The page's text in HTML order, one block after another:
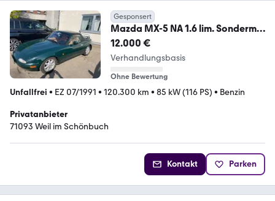
Gesponsert
Mazda MX-5 NA 1.6 lim. Sonderm.
"British-Racing-Green"
12.000 €
Verhandlungsbasis
Ohne Bewertung
Unfallfrei • EZ 07/1991 • 120.300 km • 85 kW (116 PS) • Benzin
Privatanbieter
71093 Weil im Schönbuch
Kontakt Parken